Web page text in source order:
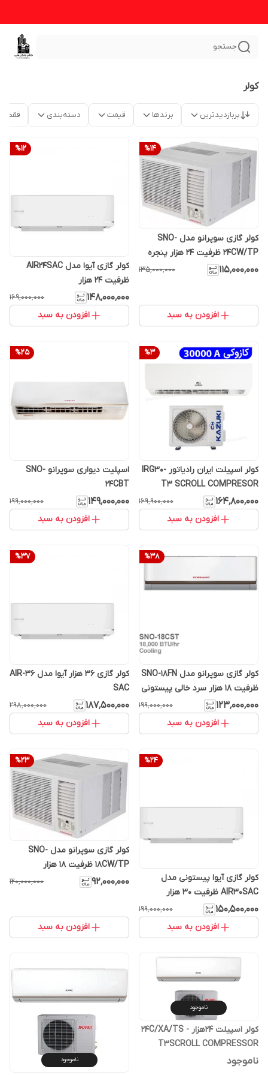
جستجو
کولر
پربازدیدترین برندها قیمت دسته‌بندی فقط
%14
کولر گازی سوپرانو مدل SNO-
24CW/TP ظرفیت ۲۴ هزار پنجره
ای
۱۱۵٬۰۰۰٬۰۰۰ ۱۳۵٬۰۰۰٬۰۰۰
افزودن به سبد
%12
کولر گازی آیوا مدل AIR24SAC
ظرفیت ۲۴ هزار
۱۴۸٬۰۰۰٬۰۰۰ ۱۶۹٬۰۰۰٬۰۰۰
افزودن به سبد
%3
کولر اسپیلت ایران رادیاتور IRG30-
T3 SCROLL COMPRESOR
۱۶۴٬۸۰۰٬۰۰۰ ۱۶۹٬۹۰۰٬۰۰۰
افزودن به سبد
%25
اسپلیت دیواری سوپرانو SNO-
24CBT
۱۴۹٬۰۰۰٬۰۰۰ ۱۹۹٬۰۰۰٬۰۰۰
افزودن به سبد
%38
کولر گازی سوپرانو مدل SNO-18FN
ظرفیت ۱۸ هزار سرد خالی پیستونی
T3
۱۲۳٬۰۰۰٬۰۰۰ ۱۹۹٬۰۰۰٬۰۰۰
افزودن به سبد
%37
کولر گازی 36 هزار آیوا مدل AIR-36
SAC
۱۸۷٬۵۰۰٬۰۰۰ ۲۹۸٬۰۰۰٬۰۰۰
افزودن به سبد
%24
کولر گازی آیوا پیستونی مدل
AIR30SAC ظرفیت ۳۰ هزار
۱۵۰٬۵۰۰٬۰۰۰ ۱۹۹٬۰۰۰٬۰۰۰
افزودن به سبد
%23
کولر گازی سوپرانو مدل SNO-
18CW/TP ظرفیت ۱۸ هزار
۹۲٬۰۰۰٬۰۰۰ ۱۲۰٬۰۰۰٬۰۰۰
افزودن به سبد
ناموجود
کولر اسپیلت 24هزار 24C/XA/TS -
T3SCROLL COMPRESSOR
ناموجود ناموجود